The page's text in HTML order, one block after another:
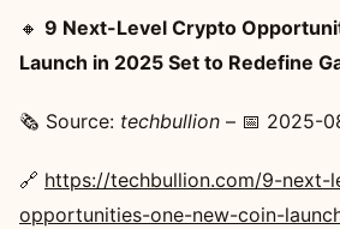
🔸 9 Next-Level Crypto
Launch in 2025 Set to Redefine
🗞️ Source: techbullion – 📅 2025-
🔗 https://techbullion.com/9-next-
opportunities-one-new-coin-